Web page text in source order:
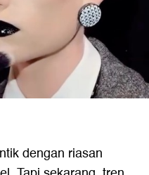
dengan riasan